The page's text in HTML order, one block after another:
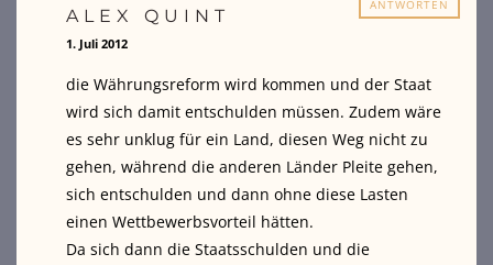
ANTWORTEN
ALEX QUINT
1. Juli 2012
die Währungsreform wird kommen und der Staat
wird sich damit entschulden müssen. Zudem wäre
es sehr unklug für ein Land, diesen Weg nicht zu
gehen, während die anderen Länder Pleite gehen,
sich entschulden und dann ohne diese Lasten
einen Wettbewerbsvorteil hätten.
Da sich dann die Staatsschulden und die